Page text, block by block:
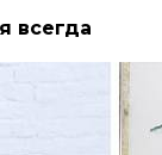
всегда